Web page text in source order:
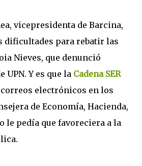
vicepresidenta de Barcina,
dificultades para rebatir las
Nieves, que denunció
Y es que la Cadena SER
electrónicos en los
de Economía, Hacienda,
le pedía que favoreciera a la